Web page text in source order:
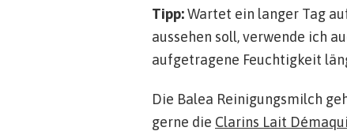
Tipp:Wartet ein langer Tag
aussehen soll, verwende ich
aufgetragene Feuchtigkeit
Die Balea Reinigungsmilch
gerne die Clarins Lait